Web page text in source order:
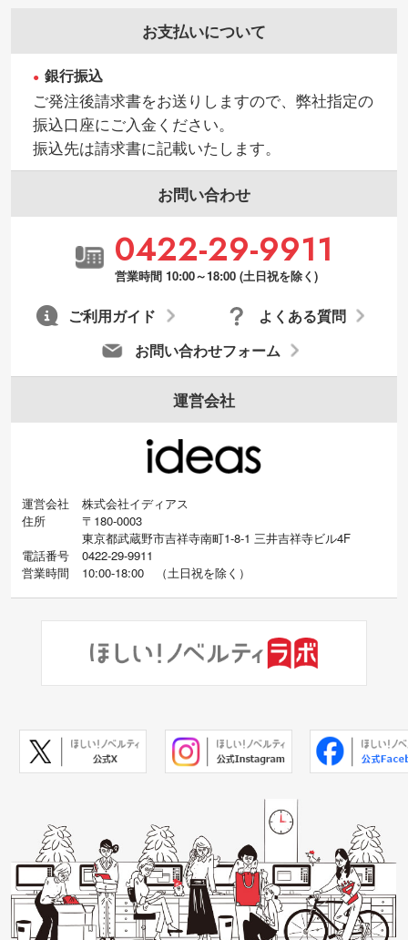
お支払いについて
銀行振込
ご発注後請求書をお送りしますので、弊社指定の
振込口座にご入金ください。
振込先は請求書に記載いたします。
お問い合わせ
0422-29-9911
営業時間 10:00～18:00 (土日祝を除く)
お問い合わせフォーム
よくある質問
ご利用ガイド
運営会社
運営会社
株式会社イディアス
住所
〒180-0003
東京都武蔵野市吉祥寺南町1-8-1 三井吉祥寺ビル4F
電話番号
0422-29-9911
営業時間
10:00-18:00 （土日祝を除く）